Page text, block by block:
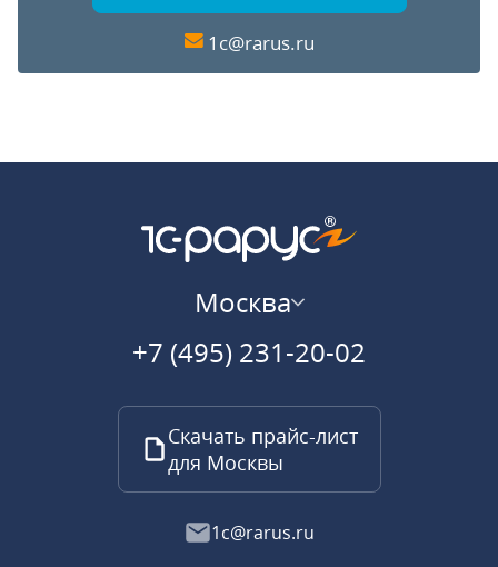
1c@rarus.ru
Москва
+7 (495) 231-20-02
Скачать прайс-лист
для Москвы
1c@rarus.ru